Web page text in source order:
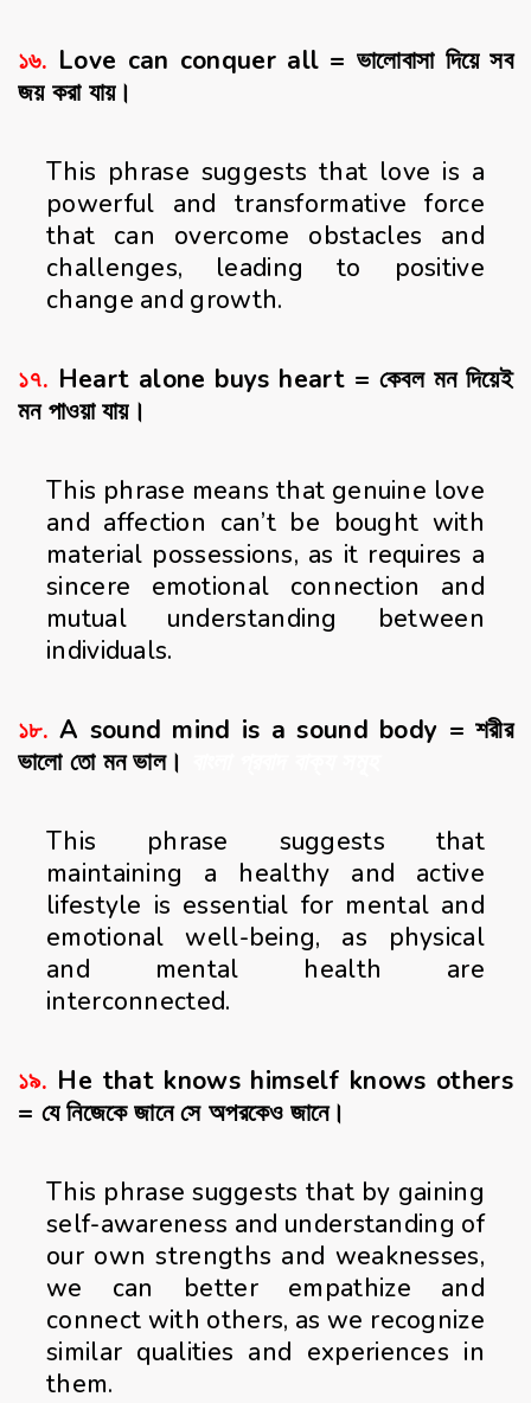
১৬. Love can conquer all = ভালোবাসা দিয়ে সব
জয় করা যায়।
This phrase suggests that love is a
powerful and transformative force
that can overcome obstacles and
challenges, leading to positive
change and growth.
১৭. Heart alone buys heart = কেবল মন দিয়েই
মন পাওয়া যায়।
This phrase means that genuine love
and affection can’t be bought with
material possessions, as it requires a
sincere emotional connection and
mutual understanding between
individuals.
১৮. A sound mind is a sound body = শরীর
ভালো তো মন ভাল।
This phrase suggests that
maintaining a healthy and active
lifestyle is essential for mental and
emotional well-being, as physical
and mental health are
interconnected.
১৯. He that knows himself knows others
= যে নিজেকে জানে সে অপরকেও জানে।
This phrase suggests that by gaining
self-awareness and understanding of
our own strengths and weaknesses,
we can better empathize and
connect with others, as we recognize
similar qualities and experiences in
them.